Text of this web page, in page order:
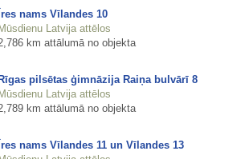
nams Vīlandes 10
Latvija attēlos
km attālumā no objekta
pilsētas ģimnāzija Raiņa bulvārī 8
Latvija attēlos
km attālumā no objekta
nams Vīlandes 11 un Vīlandes 13